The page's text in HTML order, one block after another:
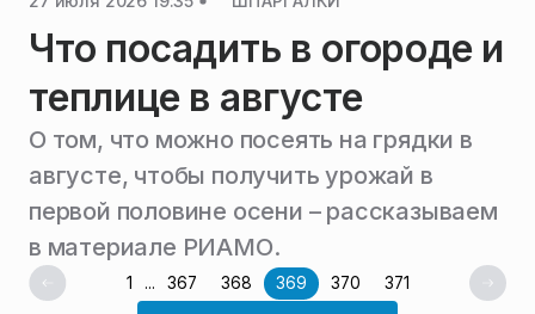
Что посадить в огороде и
теплице в августе
О том, что можно посеять на грядки в
августе, чтобы получить урожай в
первой половине осени – рассказываем
в материале РИАМО.
1 ... 367 368 369 370 371